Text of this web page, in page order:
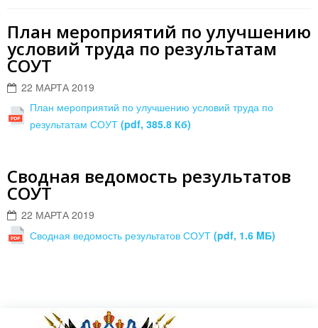
План мероприятий по улучшению
условий труда по результатам
СОУТ
22 МАРТА 2019
План мероприятий по улучшению условий труда по
результатам СОУТ (pdf, 385.8 Кб)
Сводная ведомость результатов
СОУТ
22 МАРТА 2019
Сводная ведомость результатов СОУТ (pdf, 1.6 MБ)